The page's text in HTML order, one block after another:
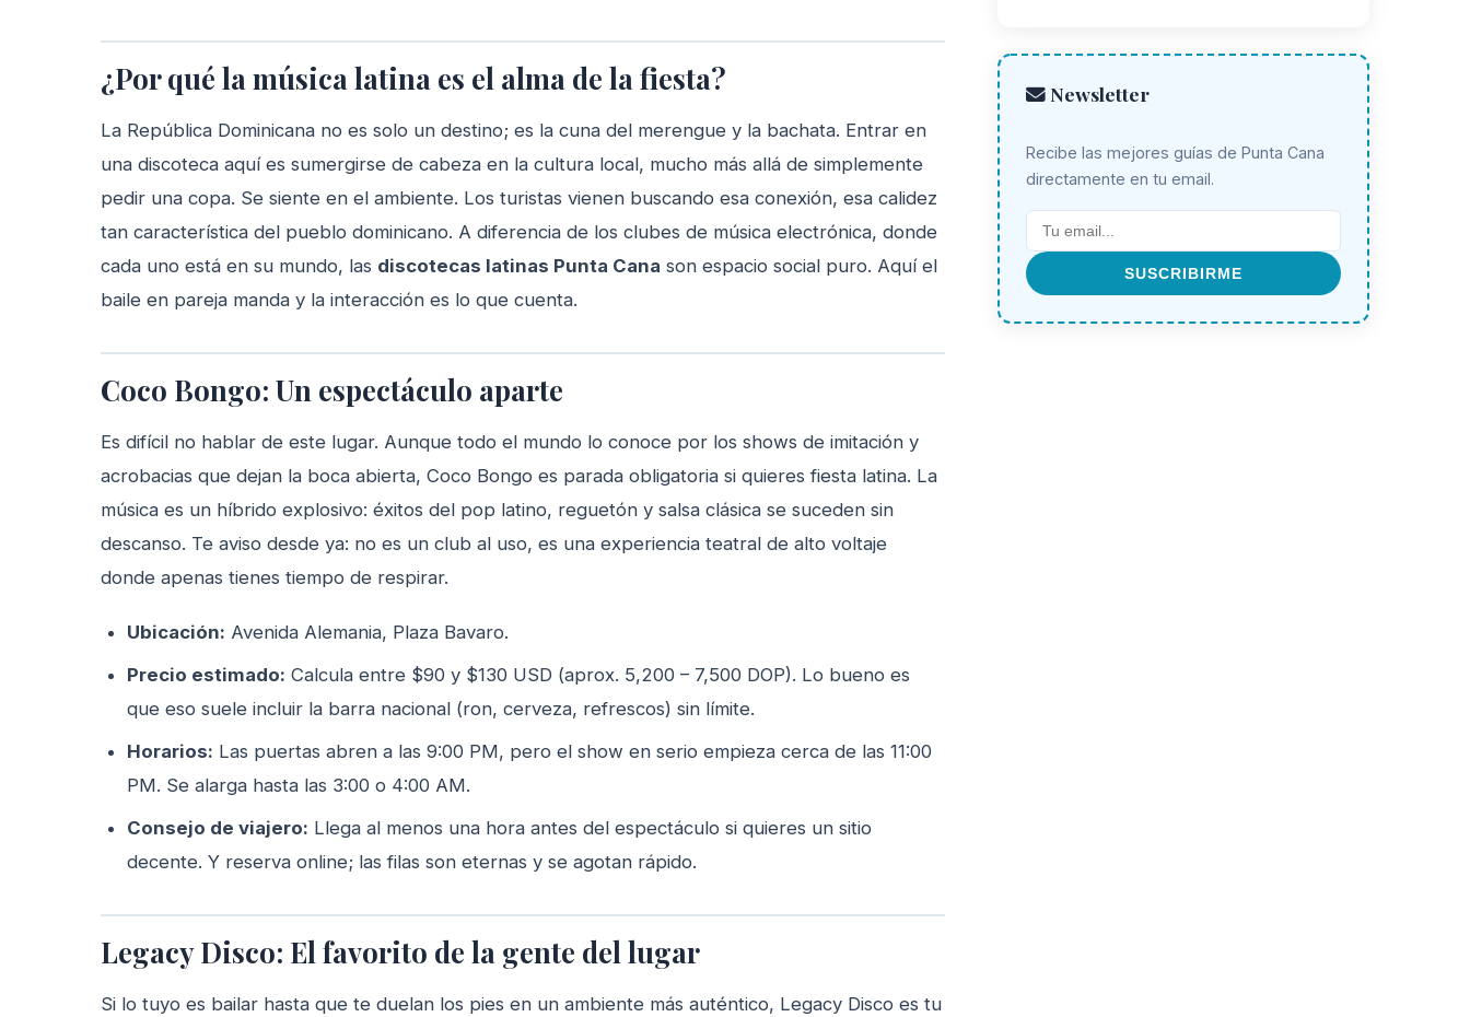
¿Por qué la música latina es el alma de la fiesta?
La República Dominicana no es solo un destino; es la cuna del merengue y la bachata. Entrar en
una discoteca aquí es sumergirse de cabeza en la cultura local, mucho más allá de simplemente
pedir una copa. Se siente en el ambiente. Los turistas vienen buscando esa conexión, esa calidez
tan característica del pueblo dominicano. A diferencia de los clubes de música electrónica, donde
cada uno está en su mundo, las discotecas latinas Punta Cana son espacio social puro. Aquí el
baile en pareja manda y la interacción es lo que cuenta.
Coco Bongo: Un espectáculo aparte
Es difícil no hablar de este lugar. Aunque todo el mundo lo conoce por los shows de imitación y
acrobacias que dejan la boca abierta, Coco Bongo es parada obligatoria si quieres fiesta latina. La
música es un híbrido explosivo: éxitos del pop latino, reguetón y salsa clásica se suceden sin
descanso. Te aviso desde ya: no es un club al uso, es una experiencia teatral de alto voltaje
donde apenas tienes tiempo de respirar.
Ubicación: Avenida Alemania, Plaza Bavaro.
Precio estimado: Calcula entre $90 y $130 USD (aprox. 5,200 – 7,500 DOP). Lo bueno es
que eso suele incluir la barra nacional (ron, cerveza, refrescos) sin límite.
Horarios: Las puertas abren a las 9:00 PM, pero el show en serio empieza cerca de las 11:00
PM. Se alarga hasta las 3:00 o 4:00 AM.
Consejo de viajero: Llega al menos una hora antes del espectáculo si quieres un sitio
decente. Y reserva online; las filas son eternas y se agotan rápido.
Legacy Disco: El favorito de la gente del lugar
Si lo tuyo es bailar hasta que te duelan los pies en un ambiente más auténtico, Legacy Disco es tu
Newsletter
Recibe las mejores guías de Punta Cana
directamente en tu email.
SUSCRIBIRME